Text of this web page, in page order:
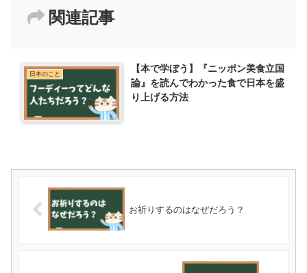
関連記事
日本のこと
【本で学ぼう】『ニッポン美食立国
論』を読んでわかった食で日本を盛
り上げる方法
お祈りするのはなぜだろう？